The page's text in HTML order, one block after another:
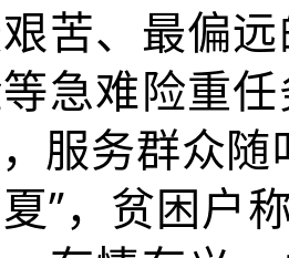
苦、最偏
急难险重
服务群众
”，贫困户